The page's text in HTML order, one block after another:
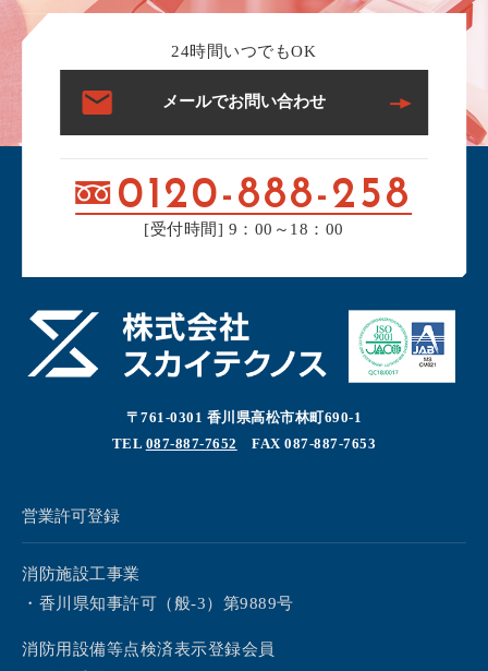
24時間いつでもOK
メールでお問い合わせ
0120-888-258
[受付時間] 9：00～18：00
〒761-0301 香川県高松市林町690-1
TEL 087-887-7652 FAX 087-887-7653
営業許可登録
消防施設工事業
・香川県知事許可（般-3）第9889号
消防用設備等点検済表示登録会員